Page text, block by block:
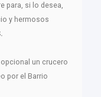
para, si lo desea,
y hermosos
un crucero
por el Barrio